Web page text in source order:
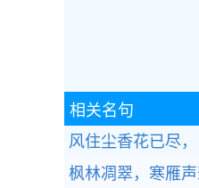
相关名句
风住尘香花已尽
枫林凋翠，寒雁声